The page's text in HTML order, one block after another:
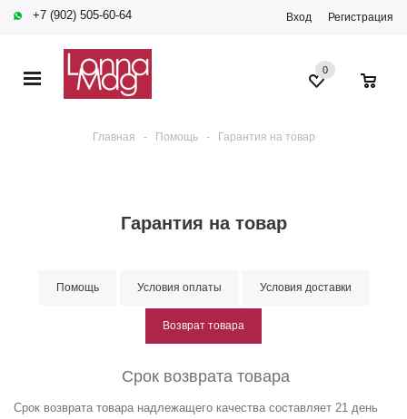
+7 (902) 505-60-64 Вход Регистрация
0
Главная - Помощь - Гарантия на товар
Гарантия на товар
Помощь Условия оплаты Условия доставки
Возврат товара
Срок возврата товара
Срок возврата товара надлежащего качества составляет 21 день